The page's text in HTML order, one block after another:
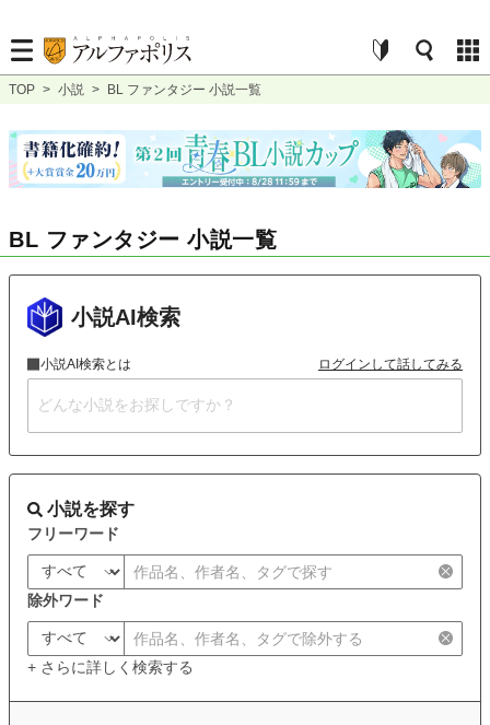
TOP > 小説 > BL ファンタジー 小説一覧
BL ファンタジー 小説一覧
小説AI検索
小説AI検索とは ログインして話してみる
小説を探す
フリーワード
除外ワード
+ さらに詳しく検索する